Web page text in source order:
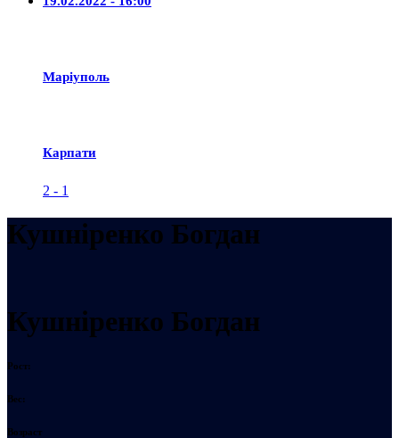
Маріуполь
Карпати
2 - 1
Кушніренко Богдан
Кушніренко Богдан
Рост:
Вес:
Возраст